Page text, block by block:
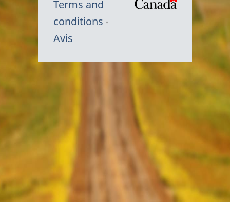
Terms and
conditions
Avis
Symbole
Canada